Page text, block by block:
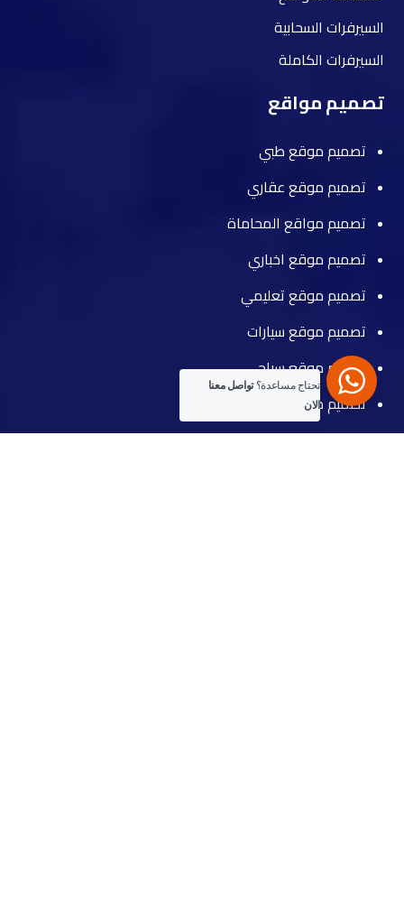
السيرفرات السحابية
السيرفرات الكاملة
تصميم مواقع
تصميم موقع طبي
تصميم موقع عقاري
تصميم مواقع المحاماة
تصميم موقع اخباري
تصميم موقع تعليمي
تصميم موقع سيارات
تصميم موقع سياحي
تصميم موقع مطعم
تحتاج مساعدة؟تواصل معنا
الان